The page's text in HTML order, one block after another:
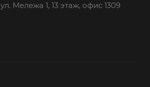
ул. Мележа 1, 13 этаж, офис 1309